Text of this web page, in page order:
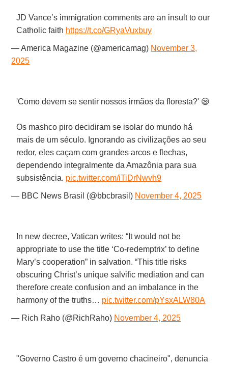
JD Vance’s immigration comments are an insult to our
Catholic faith https://t.co/GRyaVuxbuy
— America Magazine (@americamag) November 3,
2025
'Como devem se sentir nossos irmãos da floresta?' 😪
Os mashco piro decidiram se isolar do mundo há
mais de um século. Ignorando as civilizações ao seu
redor, eles caçam com grandes arcos e flechas,
dependendo integralmente da Amazônia para sua
subsistência. pic.twitter.com/iTiDrNwvh9
— BBC News Brasil (@bbcbrasil) November 4, 2025
In new decree, Vatican writes: “It would not be
appropriate to use the title ‘Co-redemptrix’ to define
Mary’s cooperation” in salvation. “This title risks
obscuring Christ’s unique salvific mediation and can
therefore create confusion and an imbalance in the
harmony of the truths… pic.twitter.com/pYsxALW80A
— Rich Raho (@RichRaho) November 4, 2025
"Governo Castro é um governo chacineiro", denuncia